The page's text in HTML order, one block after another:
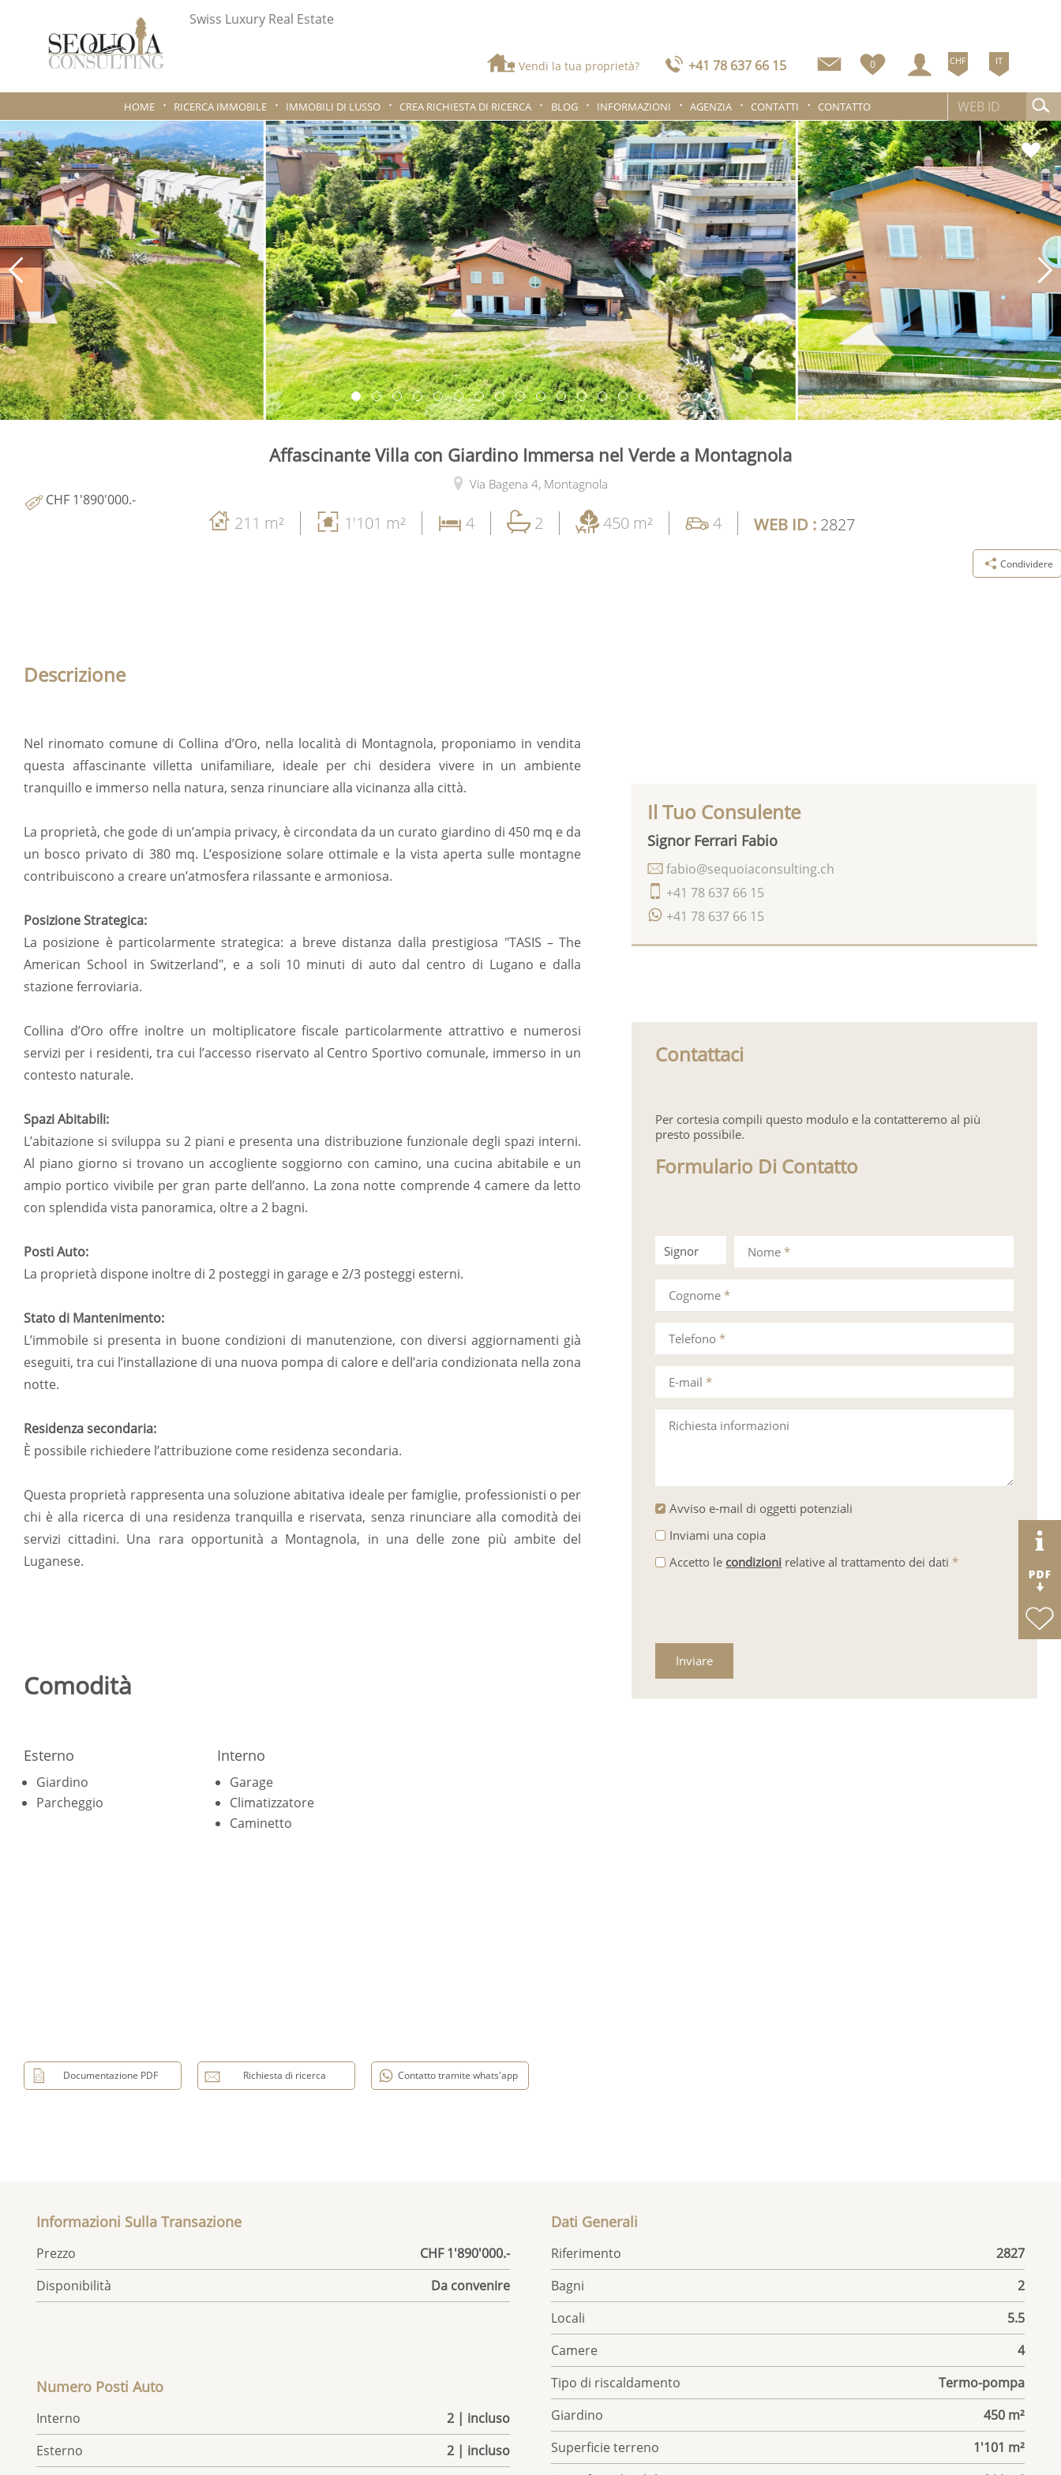
Swiss Luxury Real Estate
Vendi la tua proprietà? +41 78 637 66 15 0 CHF IT
HOME RICERCA IMMOBILE IMMOBILI DI LUSSO CREA RICHIESTA DI RICERCA BLOG INFORMAZIONI AGENZIA CONTATTI CONTATTO
Affascinante Villa con Giardino Immersa nel Verde a Montagnola
Via Bagena 4, Montagnola
CHF 1'890'000.-
211 m² 1'101 m² 4 2 450 m² 4 WEB ID : 2827
Condividere
Descrizione
Nel rinomato comune di Collina d’Oro, nella località di Montagnola, proponiamo in vendita
questa affascinante villetta unifamiliare, ideale per chi desidera vivere in un ambiente
tranquillo e immerso nella natura, senza rinunciare alla vicinanza alla città.
La proprietà, che gode di un’ampia privacy, è circondata da un curato giardino di 450 mq e da
un bosco privato di 380 mq. L’esposizione solare ottimale e la vista aperta sulle montagne
contribuiscono a creare un’atmosfera rilassante e armoniosa.
Posizione Strategica:
La posizione è particolarmente strategica: a breve distanza dalla prestigiosa "TASIS – The
American School in Switzerland", e a soli 10 minuti di auto dal centro di Lugano e dalla
stazione ferroviaria.
Collina d’Oro offre inoltre un moltiplicatore fiscale particolarmente attrattivo e numerosi
servizi per i residenti, tra cui l’accesso riservato al Centro Sportivo comunale, immerso in un
contesto naturale.
Spazi Abitabili:
L’abitazione si sviluppa su 2 piani e presenta una distribuzione funzionale degli spazi interni.
Al piano giorno si trovano un accogliente soggiorno con camino, una cucina abitabile e un
ampio portico vivibile per gran parte dell’anno. La zona notte comprende 4 camere da letto
con splendida vista panoramica, oltre a 2 bagni.
Posti Auto:
La proprietà dispone inoltre di 2 posteggi in garage e 2/3 posteggi esterni.
Stato di Mantenimento:
L’immobile si presenta in buone condizioni di manutenzione, con diversi aggiornamenti già
eseguiti, tra cui l’installazione di una nuova pompa di calore e dell’aria condizionata nella zona
notte.
Residenza secondaria:
È possibile richiedere l’attribuzione come residenza secondaria.
Questa proprietà rappresenta una soluzione abitativa ideale per famiglie, professionisti o per
chi è alla ricerca di una residenza tranquilla e riservata, senza rinunciare alla comodità dei
servizi cittadini. Una rara opportunità a Montagnola, in una delle zone più ambite del
Luganese.
Comodità
Esterno
Giardino
Parcheggio
Interno
Garage
Climatizzatore
Caminetto
Il Tuo Consulente
Signor Ferrari Fabio
+41 78 637 66 15
+41 78 637 66 15
fabio@sequoiaconsulting.ch
Contattaci
Per cortesia compili questo modulo e la contatteremo al più
presto possibile.
Formulario Di Contatto
Signor
Signora
Nome*
Telefono*
Richiesta informazioni
Cognome*
E-mail*
Avviso e-mail di oggetti potenziali
Inviami una copia
Accetto le condizioni relative al trattamento dei dati *
Inviare
Documentazione PDF Richiesta di ricerca Contatto tramite whats'app
Informazioni Sulla Transazione
Prezzo
CHF 1'890'000.-
Disponibilità
Da convenire
Numero Posti Auto
Interno
2 | incluso
Esterno
2 | incluso
Dati Generali
Riferimento
2827
Bagni
2
Locali
5.5
Camere
4
Tipo di riscaldamento
Termo-pompa
Giardino
450 m²
Superficie terreno
1'101 m²